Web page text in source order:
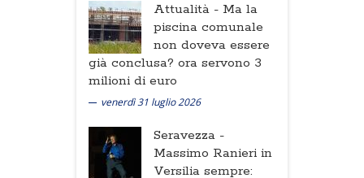
Attualità - Ma la
piscina comunale
non doveva essere
già conclusa? ora servono 3
milioni di euro
venerdì 31 luglio 2026
Seravezza -
Massimo Ranieri in
Versilia sempre: